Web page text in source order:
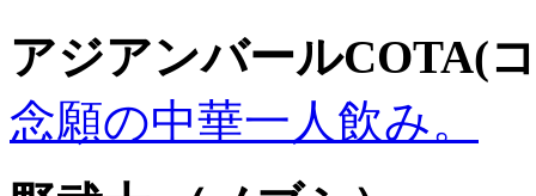
アジアンバールCOTA(
念願の中華一人飲み。